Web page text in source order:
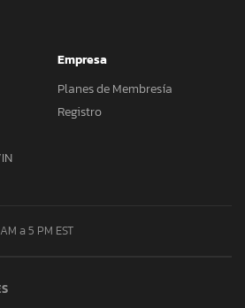
Empresa
Planes de Membresía
Registro
a 5 PM EST